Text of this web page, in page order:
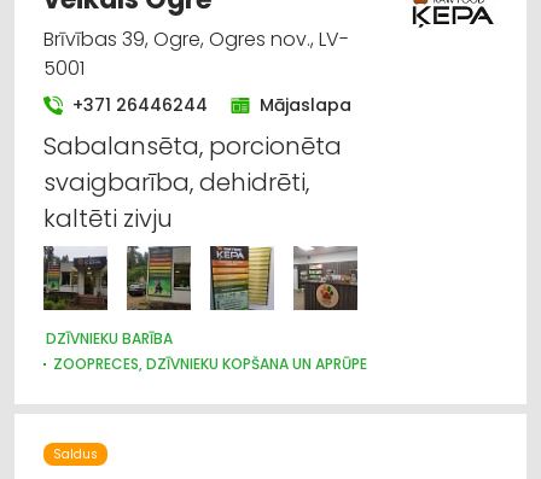
Brīvības 39, Ogre, Ogres nov., LV-
5001
+371 26446244 Mājaslapa
Sabalansēta, porcionēta
svaigbarība, dehidrēti,
kaltēti zivju
DZĪVNIEKU BARĪBA
ZOOPRECES, DZĪVNIEKU KOPŠANA UN APRŪPE
Saldus